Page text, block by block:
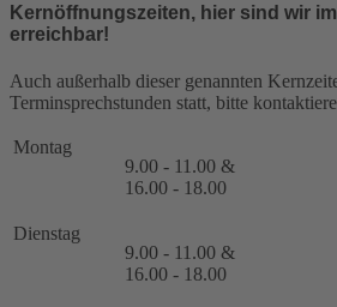
Kernöffnungszeiten, hier sind wir
erreichbar!
Auch außerhalb dieser genannten
Terminsprechstunden statt, bitte
Montag
9.00 - 11.00 &
16.00 - 18.00
Dienstag
9.00 - 11.00 &
16.00 - 18.00